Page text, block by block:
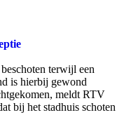
terwijl een
is hierbij gewond
meldt RTV
bij het stadhuis schoten